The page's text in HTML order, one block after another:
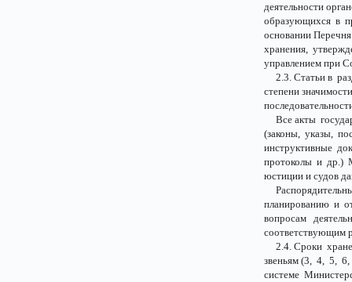
деятельности
образующихся в
основании
хранения,
управлением при
2.3. Статьи в
степени
Все акты
(законы, указы,
инструктивные
протоколы и др.)
юстиции и судов
планированию и
вопросам
соответствующим
2.4. Сроки
звеньям (3, 4, 5,
системе